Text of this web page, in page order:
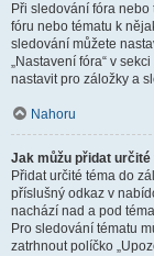
Při sledování fóra
fóru nebo tématu k
sledování můžete
„Nastavení fóra“ v
nastavit pro záložky a
Nahoru
Jak můžu přidat
Přidat určité téma do
příslušný odkaz v
nachází nad a pod
Pro sledování tématu
zatrhnout políčko